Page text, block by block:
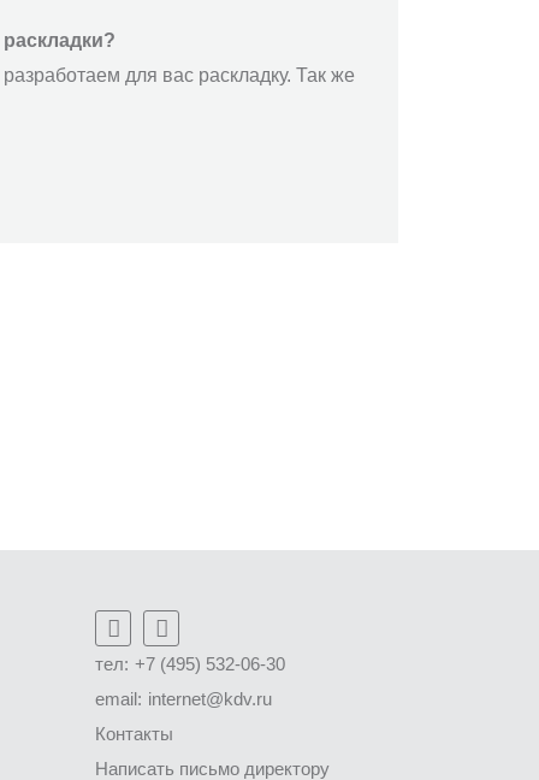
для вас раскладку. Так же
тел: +7 (495) 532-06-30
email: internet@kdv.ru
Контакты
Написать письмо директору